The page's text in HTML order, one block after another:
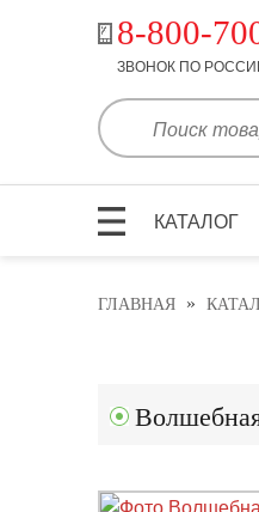
8-800-
ЗВОНОК ПО
КАТАЛОГ
ГЛАВНАЯ »